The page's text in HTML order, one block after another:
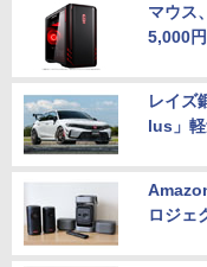
マウス
5,000
レイズ
lus」
ロジェ